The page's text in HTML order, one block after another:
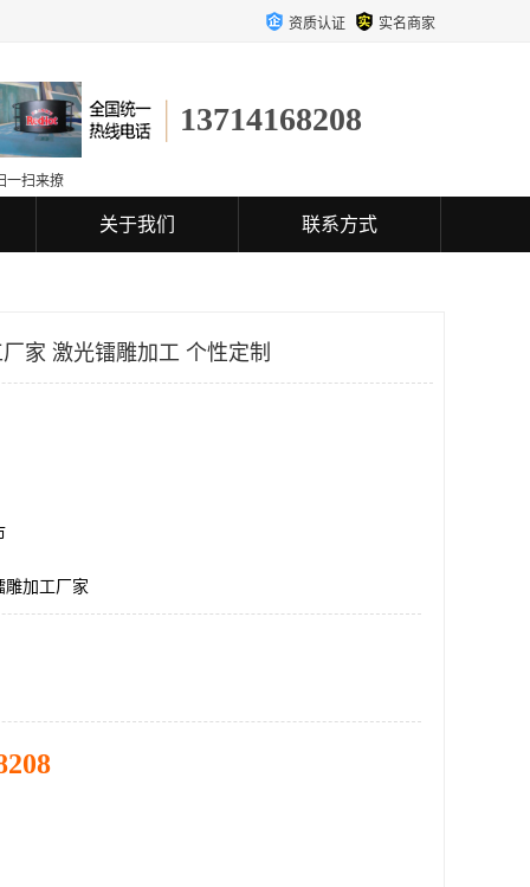
资质认证 实名商家
13714168208
一扫来撩
关于我们 联系方式
家 激光镭雕加工 个性定制
雕加工厂家